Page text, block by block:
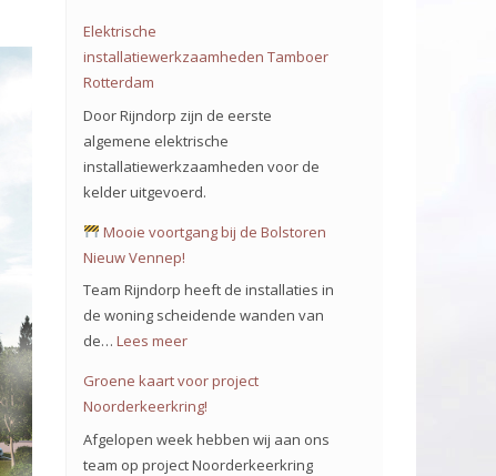
Elektrische
installatiewerkzaamheden Tamboer
Rotterdam
Door Rijndorp zijn de eerste
algemene elektrische
installatiewerkzaamheden voor de
kelder uitgevoerd.
Mooie voortgang bij de Bolstoren
Nieuw Vennep!
Team Rijndorp heeft de installaties in
de woning scheidende wanden van
de… Lees meer:
Mooie
bij
Groene kaart voor project
Noorderkeerkring!
Afgelopen week hebben wij aan ons
team op project Noorderkeerkring